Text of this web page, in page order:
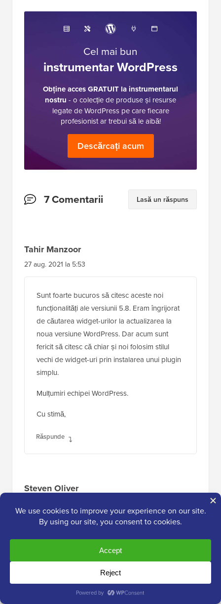
Cel mai bun
instrumentar WordPress
Obține acces GRATUIT la instrumentarul
nostru - o colecție de produse și resurse
legate de WordPress pe care fiecare
profesionist ar trebui să le aibă!
Descărcați acum
Interacțiuni
7 Comentarii Lasă un răspuns
Tahir Manzoor
27 aug. 2021 la 5:53
Sunt foarte bucuros să citesc aceste noi
funcționalități ale versiunii 5.8. Eram îngrijorat
de căutarea widget-urilor la actualizarea la
noua versiune WordPress. Dar acum sunt
fericit să citesc că chiar și noi folosim stilul
vechi de widget-uri prin instalarea unui plugin
simplu.
Mulțumiri echipei WordPress.
Cu stimă,
Răspunde
Steven Oliver
informații la dispoziție. Datorită acestui post,
am reușit să obțin toate informațiile de care
aveam nevoie. Sunt mulțumit că nu mai trebuie
să folosim pluginuri suplimentare pentru a
încărca imagini WebP și sunt bucuros că